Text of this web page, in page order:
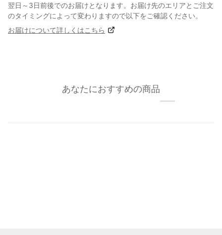
翌日～3日前後でのお届けとなります。お届け先のエリアとご注文
のタイミングによって変わりますので以下をご確認ください。
お届けについて詳しくはこちら
あなたにおすすめの商品